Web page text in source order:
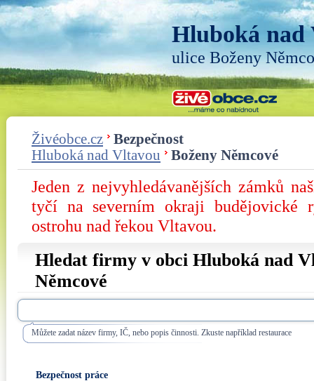
Hluboká nad
ulice Boženy
Živéobce.cz
Bezpečnost
Hluboká nad Vltavou
Boženy Němcové
Jeden z nejvyhledávanějších zámků
tyčí na severním okraji budějovické
ostrohu nad řekou Vltavou.
Hledat firmy v obci Hluboká nad
Němcové
Můžete zadat název firmy, IČ, nebo popis činnosti. Zkuste například restaurace
Bezpečnost práce